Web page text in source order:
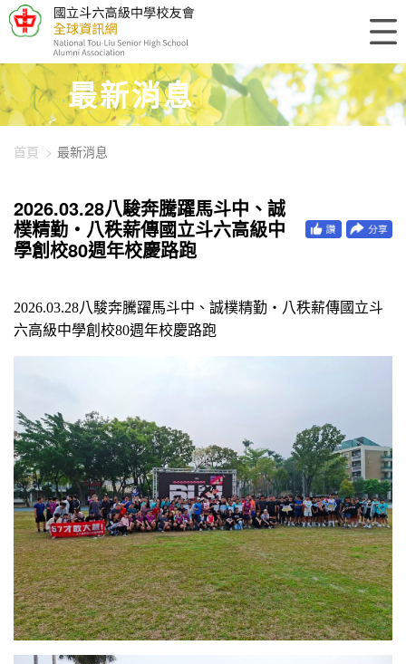
448-4006
最新消息
首頁 最新消息
2026.03.28八駿奔騰躍馬斗中、誠
樸精勤・八秩薪傳國立斗六高級中
學創校80週年校慶路跑
2026.03.28八駿奔騰躍馬斗中、誠樸精勤・八秩薪傳國立斗
六高級中學創校80週年校慶路跑